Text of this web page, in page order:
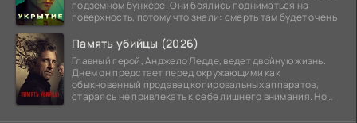
подземном бункере. Они боялись подниматься на
поверхность, потому что знали: смерть там будет очень
Память убийцы (2026)
Главный герой, Анджело Ледде, ведет двойную жизнь.
Днем он предстает перед окружающими как
обыкновенный продавец копировальных аппаратов,
стараясь не привлекать к себе лишнего внимания. Но